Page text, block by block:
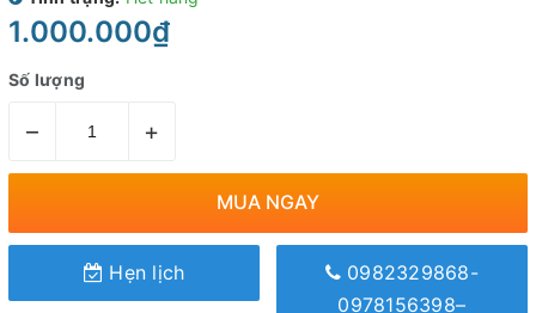
1.000.000₫
Số lượng
– +
MUA NGAY
Hẹn lịch
0982329868-
0978156398–